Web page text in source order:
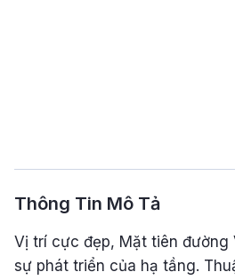
Thông Tin Mô Tả
Vị trí cực đẹp, Mặt tiên đường
sự phát triển của hạ tầng.